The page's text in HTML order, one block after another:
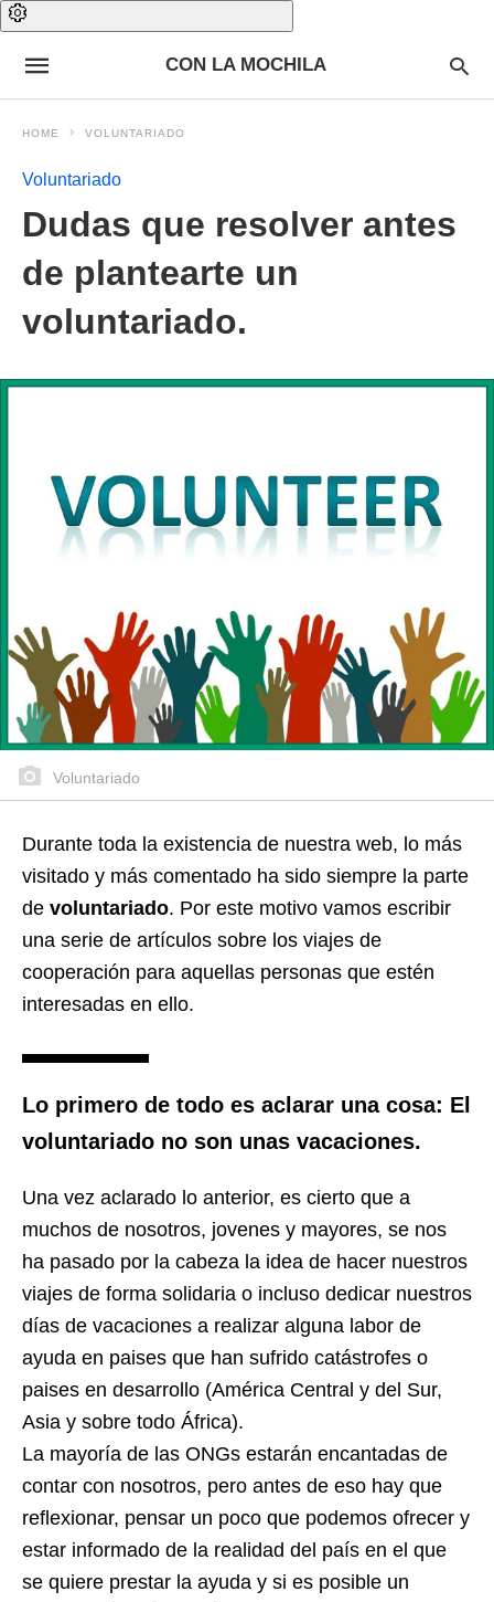
CON LA MOCHILA
HOME VOLUNTARIADO
Voluntariado
Dudas que resolver antes
de plantearte un
voluntariado.
Voluntariado
Durante toda la existencia de nuestra web, lo más
visitado y más comentado ha sido siempre la parte
de voluntariado. Por este motivo vamos escribir
una serie de artículos sobre los viajes de
cooperación para aquellas personas que estén
interesadas en ello.
Lo primero de todo es aclarar una cosa: El
voluntariado no son unas vacaciones.
Una vez aclarado lo anterior, es cierto que a
muchos de nosotros, jovenes y mayores, se nos
ha pasado por la cabeza la idea de hacer nuestros
viajes de forma solidaria o incluso dedicar nuestros
días de vacaciones a realizar alguna labor de
ayuda en paises que han sufrido catástrofes o
paises en desarrollo (América Central y del Sur,
Asia y sobre todo África).
La mayoría de las ONGs estarán encantadas de
contar con nosotros, pero antes de eso hay que
reflexionar, pensar un poco que podemos ofrecer y
estar informado de la realidad del país en el que
se quiere prestar la ayuda y si es posible un